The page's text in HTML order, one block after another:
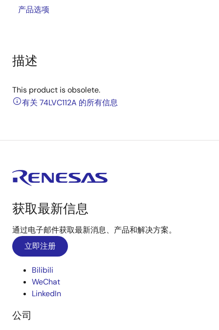
产品选项
描述
This product is obsolete.
有关 74LVC112A 的所有信息
获取最新信息
通过电子邮件获取最新消息、产品和解决方案。
立即注册
Bilibili
WeChat
LinkedIn
公司